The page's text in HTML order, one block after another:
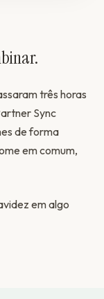
três horas
Sync
de forma
em comum,
em algo